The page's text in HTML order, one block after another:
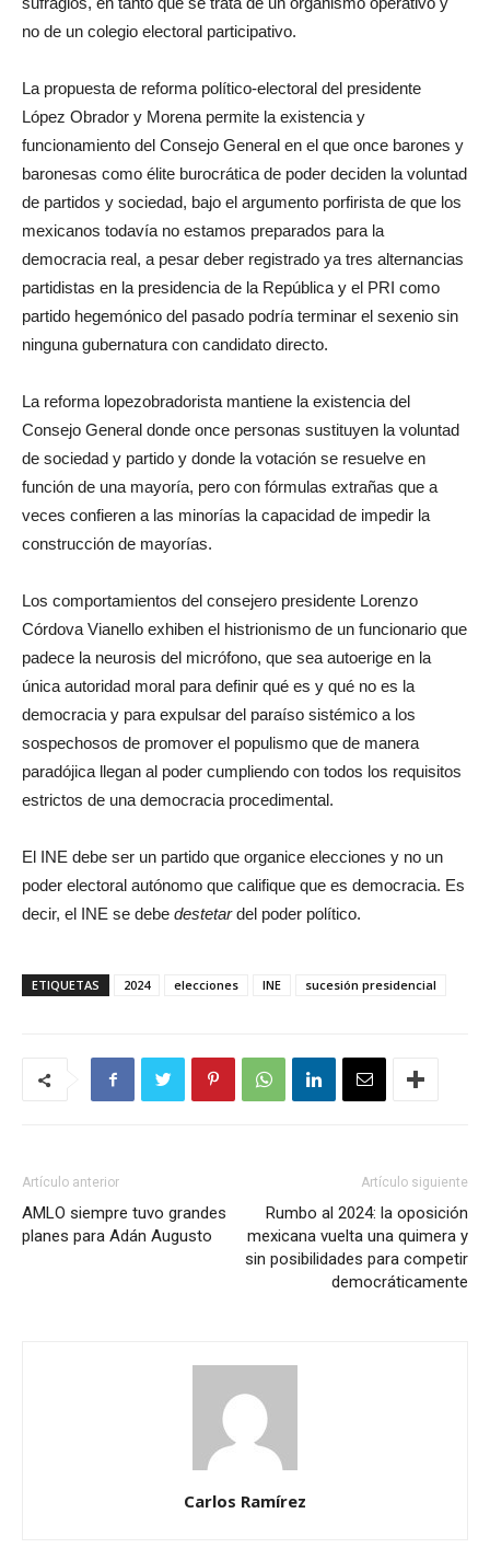
no de un colegio electoral participativo.
La propuesta de reforma político-electoral del presidente
López Obrador y Morena permite la existencia y
funcionamiento del Consejo General en el que once barones y
baronesas como élite burocrática de poder deciden la voluntad
de partidos y sociedad, bajo el argumento porfirista de que los
mexicanos todavía no estamos preparados para la
democracia real, a pesar deber registrado ya tres alternancias
partidistas en la presidencia de la República y el PRI como
partido hegemónico del pasado podría terminar el sexenio sin
ninguna gubernatura con candidato directo.
La reforma lopezobradorista mantiene la existencia del
Consejo General donde once personas sustituyen la voluntad
de sociedad y partido y donde la votación se resuelve en
función de una mayoría, pero con fórmulas extrañas que a
veces confieren a las minorías la capacidad de impedir la
construcción de mayorías.
Los comportamientos del consejero presidente Lorenzo
Córdova Vianello exhiben el histrionismo de un funcionario que
padece la neurosis del micrófono, que sea autoerige en la
única autoridad moral para definir qué es y qué no es la
democracia y para expulsar del paraíso sistémico a los
sospechosos de promover el populismo que de manera
paradójica llegan al poder cumpliendo con todos los requisitos
estrictos de una democracia procedimental.
El INE debe ser un partido que organice elecciones y no un
poder electoral autónomo que califique que es democracia. Es
decir, el INE se debe destetardel poder político.
ETIQUETAS 2024 elecciones INE sucesión presidencial
Artículo anterior
AMLO siempre tuvo grandes
planes para Adán Augusto
Artículo siguiente
Rumbo al 2024: la oposición
mexicana vuelta una quimera y
sin posibilidades para competir
democráticamente
Carlos Ramírez